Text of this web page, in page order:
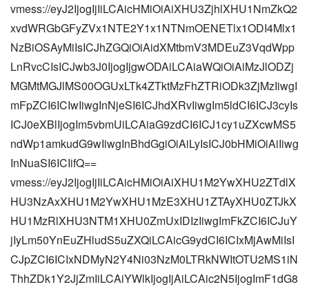
vmess://eyJ2IjogIjIiLCAicHMiOiAiXHU3ZjhlXHU1NmZkQ2
xvdWRGbGFyZVx1NTE2Y1x1NTNmOENETlx1ODI4Mlx1
NzBiOSAyMiIsICJhZGQiOiAidXMtbmV3MDEuZ3VqdWpp
LnRvcCIsICJwb3J0IjogIjgwODAiLCAiaWQiOiAiMzJlODZj
MGMtMGJlMS00OGUxLTk4ZTktMzFhZTRiODk3ZjMzIiwgI
mFpZCI6ICIwIiwgInNjeSI6ICJhdXRvIiwgIm5ldCI6ICJ3cyIs
ICJ0eXBlIjogIm5vbmUiLCAiaG9zdCI6ICJ1cy1uZXcwMS5
ndWp1amkudG9wIiwgInBhdGgiOiAiLyIsICJ0bHMiOiAiIiwg
InNuaSI6ICIifQ==
vmess://eyJ2IjogIjIiLCAicHMiOiAiXHU1M2YwXHU2ZTdlX
HU3NzAxXHU1M2YwXHU1MzE3XHU1ZTAyXHU0ZTJkX
HU1MzRlXHU3NTM1XHU0ZmUxIDIzIiwgImFkZCI6ICJuY
jIyLm50YnEuZHludS5uZXQiLCAicG9ydCI6ICIxMjAwMiIsI
CJpZCI6ICIxNDMyN2Y4Ni03NzM0LTRkNWItOTU2MS1iN
ThhZDk1Y2JjZmIiLCAiYWlkIjogIjAiLCAic2N5IjogImF1dG8